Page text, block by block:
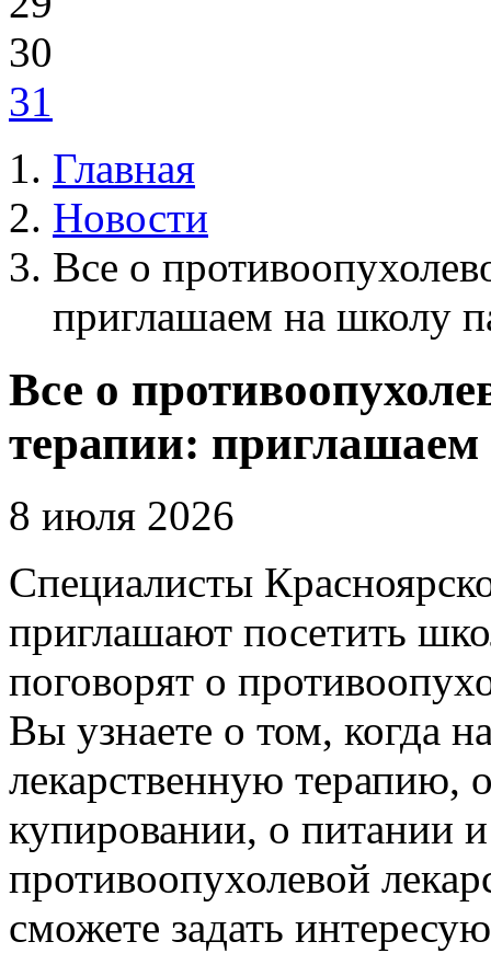
30
31
Главная
Новости
Все о
приглашаем на школу
Все о
терапии:
8 июля 2026
Специалисты
приглашают посетить
поговорят о
Вы узнаете о том, когда
лекарственную терапию,
купировании, о питании
противоопухолевой
сможете задать